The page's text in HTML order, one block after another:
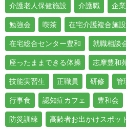
介護老人保健施設 介護職 企
勉強会 喫茶 在宅介護複合施
在宅総合センター豊和 就職相談
座ったままできる体操 志摩豊和
技能実習生 正職員 研修 管
行事食 認知症カフェ 豊和会
防災訓練 高齢者お出かけスポッ